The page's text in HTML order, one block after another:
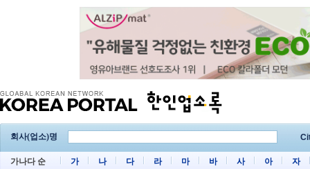
회사(업소)명
가나다 순 가 나 다 라 마 바 사 아 자